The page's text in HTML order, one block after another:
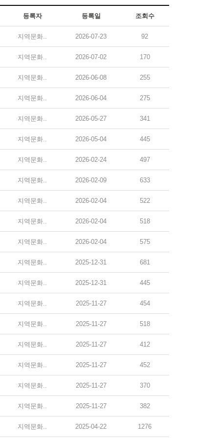
등록자 등록일 조회수
지역문화.. 2026-07-23 92
지역문화.. 2026-07-02 170
지역문화.. 2026-06-08 255
지역문화.. 2026-06-04 275
지역문화.. 2026-05-27 341
지역문화.. 2026-05-04 445
지역문화.. 2026-02-24 497
지역문화.. 2026-02-09 633
지역문화.. 2026-02-04 522
지역문화.. 2026-02-04 518
지역문화.. 2026-02-04 575
지역문화.. 2025-12-31 681
지역문화.. 2025-12-31 445
지역문화.. 2025-11-27 454
지역문화.. 2025-11-27 518
지역문화.. 2025-11-27 412
지역문화.. 2025-11-27 452
지역문화.. 2025-11-27 370
지역문화.. 2025-11-27 382
지역문화.. 2025-04-22 1276